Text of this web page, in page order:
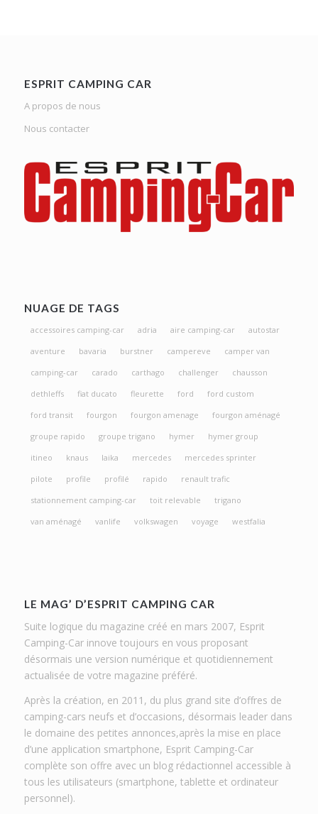
ESPRIT CAMPING CAR
A propos de nous
Nous contacter
NUAGE DE TAGS
accessoires camping-car adria aire camping-car
autostar
aventure
bavaria burstner campereve
camper van
camping-car
carado carthago challenger
chausson
dethleffs
fiat ducato fleurette ford
ford custom
ford transit
fourgon fourgon amenage
fourgon aménagé
groupe rapido
groupe trigano hymer
hymer group
itineo
knaus laika mercedes
mercedes sprinter
pilote
profile profilé rapido
renault trafic
stationnement camping-car
toit relevable
trigano
van aménagé
vanlife volkswagen voyage westfalia
LE MAG’ D’ESPRIT CAMPING CAR
Suite logique du magazine créé en mars 2007, Esprit
Camping-Car innove toujours en vous proposant
désormais une version numérique et quotidiennement
actualisée de votre magazine préféré.
Après la création, en 2011, du plus grand site d’offres de
camping-cars neufs et d’occasions, désormais leader dans
le domaine des petites annonces,après la mise en place
d’une application smartphone, Esprit Camping-Car
complète son offre avec un blog rédactionnel accessible à
tous les utilisateurs (smartphone, tablette et ordinateur
personnel).